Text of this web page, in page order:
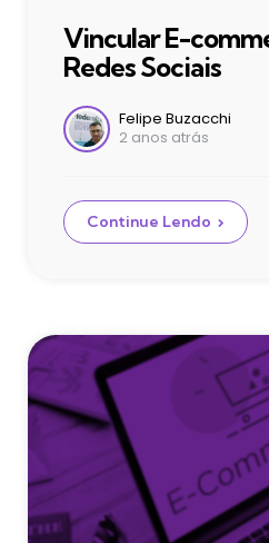
Vincular E-
Redes Sociais
Postado
por
Felipe Buzacchi
2 anos atrás
Continue Lendo